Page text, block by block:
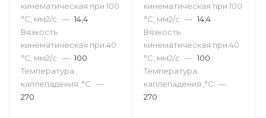
кинематическая при 100
°С, мм2/с — 14,4
Вязкость
кинематическая при 40
°С, мм2/с — 100
Температура
каплепадения ,°C —
270
кинематическая при 100
°С, мм2/с — 14,4
Вязкость
кинематическая при 40
°С, мм2/с — 100
Температура
каплепадения ,°C —
270